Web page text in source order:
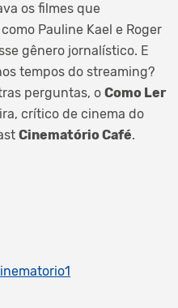
os filmes que
Pauline Kael e Roger
gênero jornalístico. E
tempos do streaming?
perguntas, o Como Ler
crítico de cinema do
Cinematório Café.